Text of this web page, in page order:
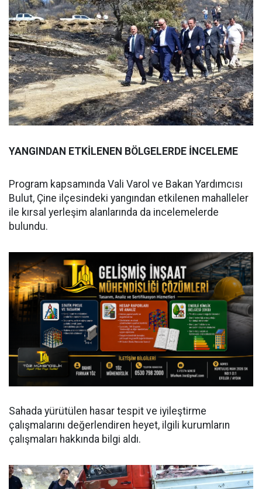
YANGINDAN ETKİLENEN BÖLGELERDE İNCELEME
Program kapsamında Vali Varol ve Bakan Yardımcısı
Bulut, Çine ilçesindeki yangından etkilenen mahalleler
ile kırsal yerleşim alanlarında da incelemelerde
bulundu.
Sahada yürütülen hasar tespit ve iyileştirme
çalışmalarını değerlendiren heyet, ilgili kurumların
çalışmaları hakkında bilgi aldı.